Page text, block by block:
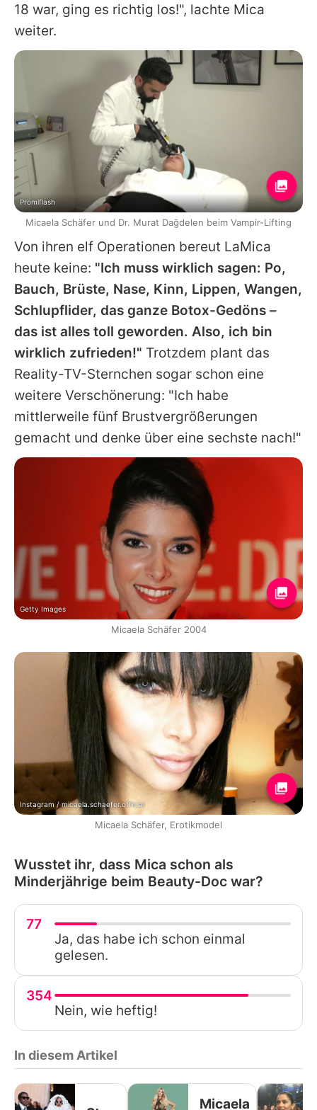
18 war, ging es richtig los!", lachte Mica
weiter.
Von ihren elf Operationen bereut LaMica
heute keine: "Ich muss wirklich sagen: Po,
Bauch, Brüste, Nase, Kinn, Lippen, Wangen,
Schlupflider, das ganze Botox-Gedöns –
das ist alles toll geworden. Also, ich bin
wirklich zufrieden!" Trotzdem plant das
Reality-TV-Sternchen sogar schon eine
weitere Verschönerung: "Ich habe
mittlerweile fünf Brustvergrößerungen
gemacht und denke über eine sechste nach!"
Promiflash
Micaela Schäfer und Dr. Murat Dağdelen beim Vampir-Lifting
Getty Images
Micaela Schäfer 2004
Instagram / micaela.schaefer.official
Micaela Schäfer, Erotikmodel
Wusstet ihr, dass Mica schon als
Minderjährige beim Beauty-Doc war?
77
Ja, das habe ich schon einmal
gelesen.
354
Nein, wie heftig!
In diesem Artikel
Micaela